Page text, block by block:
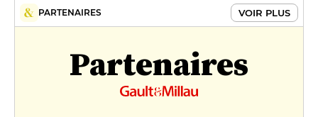
PARTENAIRES VOIR PLUS
Partenaires